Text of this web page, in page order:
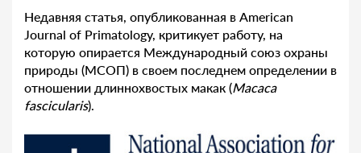
Недавняя статья, опубликованная в American
Journal of Primatology, критикует работу, на
которую опирается Международный союз охраны
природы (МСОП) в своем последнем определении в
отношении длиннохвостых макак (Macaca
fascicularis).